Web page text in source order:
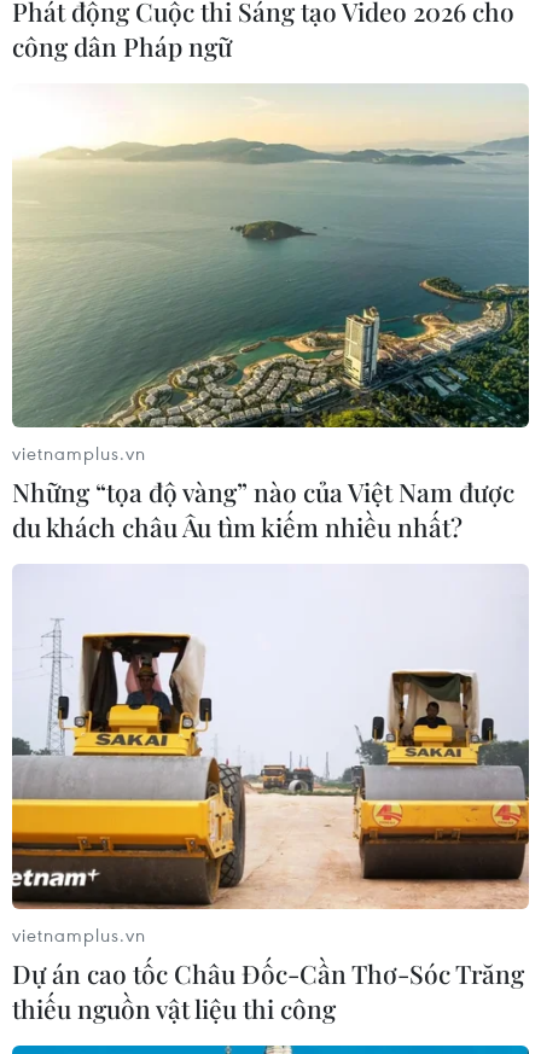
đam mê đặc biệt với iPhone của Apple.
Tới năm 2020, Việt Nam sẽ phủ sóng
3G/4G tới 95% dân số
01/04/2016 07:20
phát triển băng rộng quốc gia tới 2020 là sẽ phủ sóng
3G/4G tới 95% dân số.
Phát động Cuộc thi Sáng tạo Video 2026 cho
công dân Pháp ngữ
vietnamplus.vn
Những “tọa độ vàng” nào của Việt Nam được
du khách châu Âu tìm kiếm nhiều nhất?
vietnamplus.vn
Dự án cao tốc Châu Đốc-Cần Thơ-Sóc Trăng
thiếu nguồn vật liệu thi công